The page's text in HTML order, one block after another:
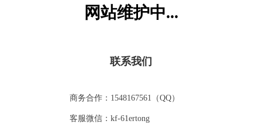
网站维护中...
联系我们
商务合作：1548167561（QQ）
客服微信：kf-61ertong